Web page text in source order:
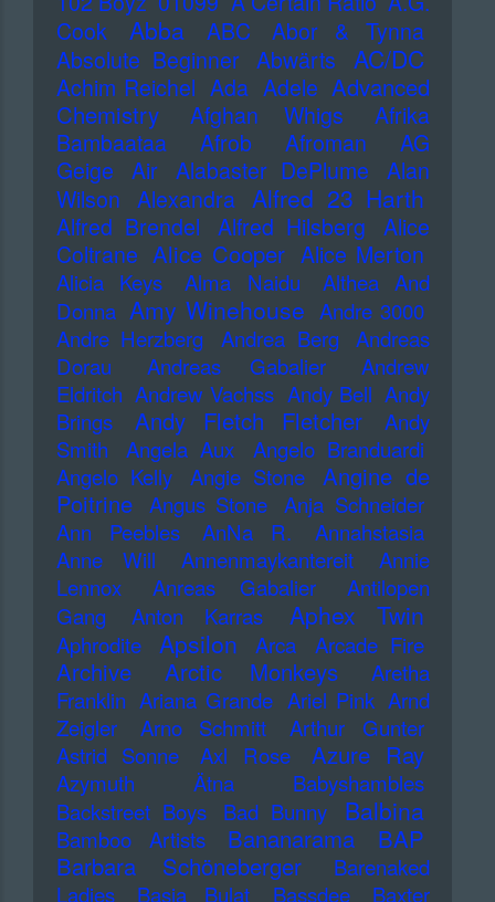
Cook
Abba ABC
Abor & Tynna
Absolute Beginner Abwärts AC/DC
Achim Reichel Ada Adele Advanced
Chemistry
Afghan Whigs
Afrika
Bambaataa
Afrob Afroman
AG
Geige
Air Alabaster DePlume
Alan
Wilson Alexandra Alfred 23 Harth
Alfred Brendel Alfred Hilsberg
Alice
Coltrane Alice Cooper Alice Merton
Alicia Keys Alma Naidu
Althea And
Donna Amy Winehouse Andre 3000
Andre Herzberg
Andrea Berg
Andreas
Dorau
Andreas Gabalier
Andrew
Eldritch Andrew Vachss Andy Bell Andy
Brings
Andy Fletch Fletcher
Andy
Smith
Angela Aux
Angelo Branduardi
Angelo Kelly
Angie Stone
Angine de
Poitrine Angus Stone Anja Schneider
Ann Peebles
AnNa R.
Annahstasia
Anne Will
Annenmaykantereit
Annie
Lennox
Anreas Gabalier
Antilopen
Gang
Anton Karras Aphex Twin
Aphrodite Apsilon Arca Arcade Fire
Archive Arctic Monkeys
Aretha
Franklin Ariana Grande Ariel Pink Arnd
Zeigler
Arno Schmitt
Arthur Gunter
Astrid Sonne
Axl Rose Azure Ray
Azymuth Ätna
Babyshambles
Backstreet Boys
Bad Bunny Balbina
Bamboo Artists Bananarama
BAP
Barbara Schöneberger
Barenaked
Ladies
Basia Bulat Bassdee
Baxter